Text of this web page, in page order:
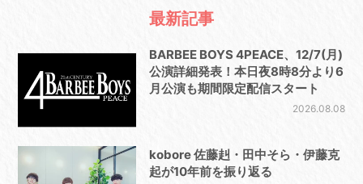
最新記事
BARBEE BOYS 4PEACE、12/7(月)
公演詳細発表！本日夜8時8分より6
月公演も期間限定配信スタート
2026.08.08
kobore 佐藤赳・田中そら・伊藤克
起が10年前を振り返る